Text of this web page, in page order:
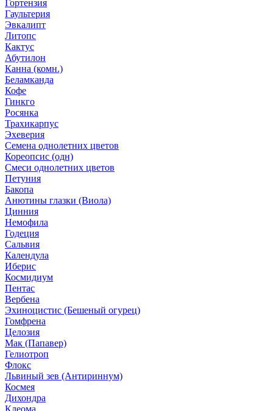
Гортензия
Гаультерия
Эвкалипт
Литопс
Кактус
Абутилон
Канна (комн.)
Беламканда
Кофе
Гинкго
Росянка
Трахикарпус
Эхеверия
Семена однолетних цветов
Кореопсис (одн)
Смеси однолетних цветов
Петуния
Бакопа
Анютины глазки (Виола)
Цинния
Немофила
Годеция
Сальвия
Календула
Иберис
Космидиум
Пентас
Вербена
Эхиноцистис (Бешеный огурец)
Гомфрена
Целозия
Мак (Папавер)
Гелиотроп
Флокс
Львиный зев (Антириннум)
Космея
Дихондра
Клеома